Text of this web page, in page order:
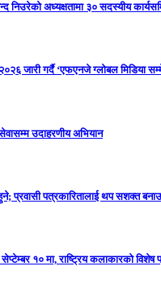
निउरेको अध्यक्षतामा ३० सदस्यीय
जारी गर्दै ‘एफएनजे ग्लोबल मिडिया
उदाहरणीय अभियान
प्रवासी पत्रकारितालाई थप सशक्त
१० मा, राष्ट्रिय कलाकारको विशेष